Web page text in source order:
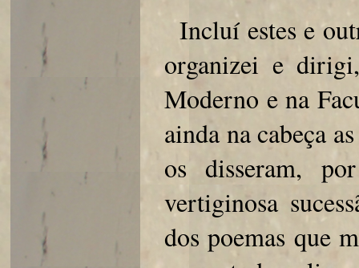
Incluí estes e
organizei e
Moderno e na
ainda na cabeça
os disseram,
vertiginosa
dos poemas que